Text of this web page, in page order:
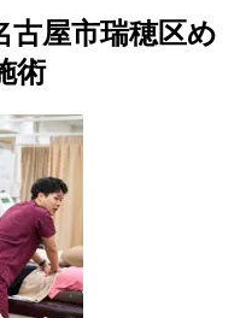
古屋市瑞穂区め
術